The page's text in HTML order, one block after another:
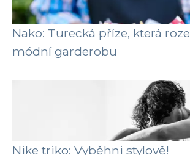
Nako: Turecká příze, která
módní garderobu
Nike triko: Vyběhni stylově!